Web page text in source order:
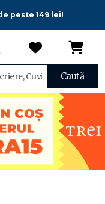
peste 149 lei!
Caută